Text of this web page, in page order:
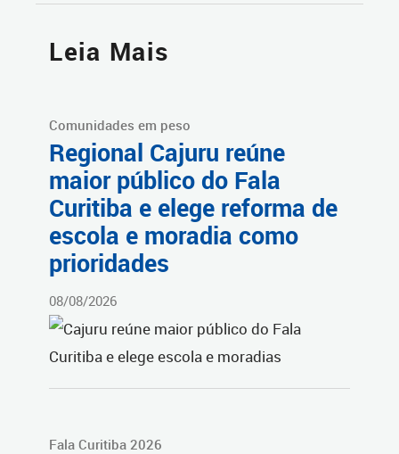
Leia Mais
Comunidades em peso
Regional Cajuru reúne
maior público do Fala
Curitiba e elege reforma de
escola e moradia como
prioridades
08/08/2026
Fala Curitiba 2026